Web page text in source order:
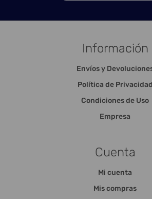
Información
Envíos y
Política de Privacidad
Condiciones de Uso
Empresa
Cuenta
Mi cuenta
Mis compras